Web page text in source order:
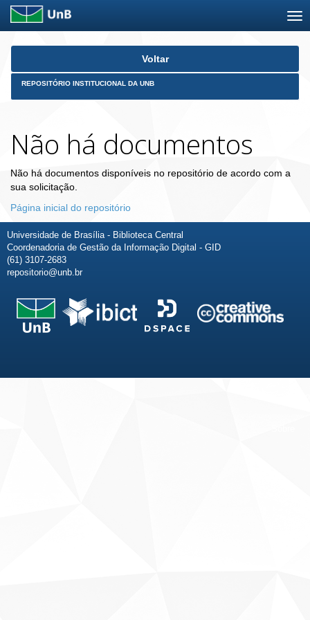
Skip
Voltar
REPOSITÓRIO INSTITUCIONAL DA UNB
Não há documentos
Não há documentos disponíveis no repositório de acordo com a
sua solicitação.
Página inicial do repositório
Universidade de Brasília - Biblioteca Central
Coordenadoria de Gestão da Informação Digital - GID
(61) 3107-2683
repositorio@unb.br